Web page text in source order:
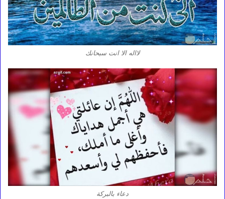
لااله الا انت سبحانك
دعاء بالبركة